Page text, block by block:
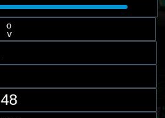
o
v
48